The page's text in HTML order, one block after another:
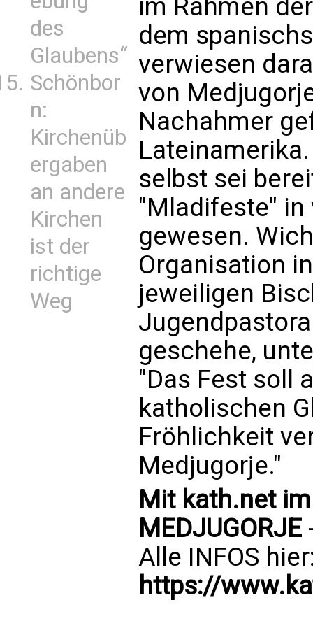
des
Glaubens“
Schönbor
n:
Kirchenüb
ergaben
an andere
Kirchen
ist der
richtige
Weg
im Rahmen
dem
verwiesen
von
Nachahmer
selbst sei
"Mladifeste"
gewesen.
Organisation
jeweiligen
geschehe,
"Das Fest soll
katholischen
Fröhlichkeit
Medjugorje."
Mit kath.net
MEDJUGORJE
Alle INFOS
https://